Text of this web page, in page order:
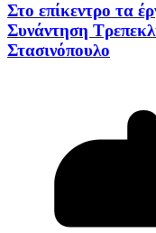
Στο επίκεντρο τα
Συνάντηση
Στασινόπουλο